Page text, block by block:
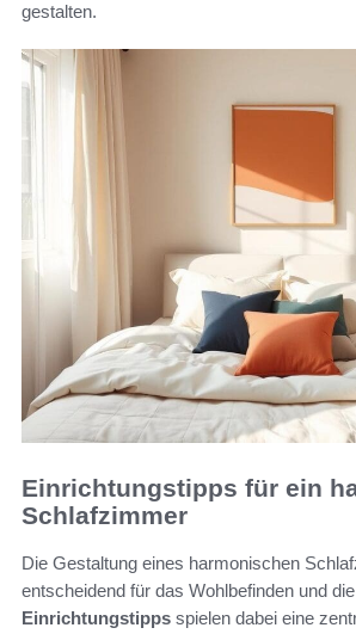
gestalten.
Einrichtungstipps für ein
Schlafzimmer
Die Gestaltung eines harmonischen
entscheidend für das Wohlbefinden und
Einrichtungstipps spielen dabei eine